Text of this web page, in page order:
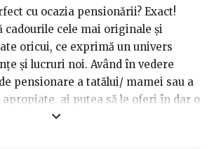
cu ocazia pensionării? Exact!
cadourile cele mai originale și
oricui, ce exprimă un univers
și lucruri noi. Având în vedere
pensionare a tatălui/ mamei sau a
ai putea să le oferi în dar o
ce încorporează subiecte